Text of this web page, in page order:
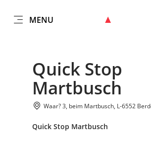
MENU
NL
Quick Stop
Martbusch
Waar? 3, beim Martbusch, L-6552
Quick Stop Martbusch
Nemen
Aantal gasten
Aantal volwassenen